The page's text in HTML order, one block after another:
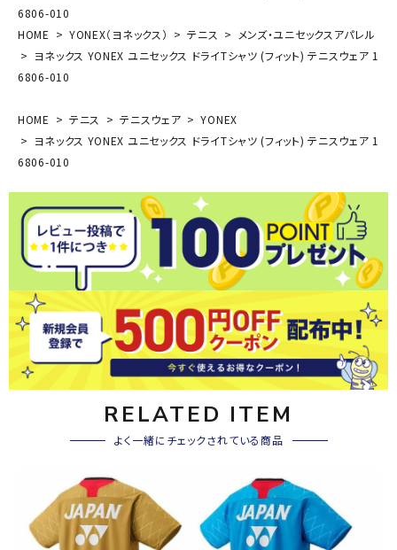
6806-010
HOME
YONEX（ヨネックス） テニス
メンズ・ユニセックスアパレル
ヨネックス YONEX ユニセックス ドライTシャツ (フィット) テニスウェア 1
6806-010
HOME テニス テニスウェア
YONEX
ヨネックス YONEX ユニセックス ドライTシャツ (フィット) テニスウェア 1
6806-010
RELATED ITEM
よく一緒にチェックされている商品